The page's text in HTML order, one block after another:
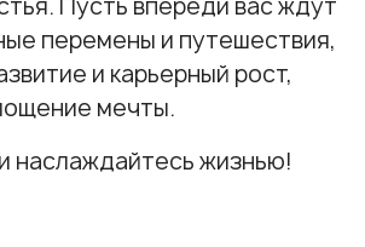
перемены и путешествия,
и карьерный рост,
мечты.
наслаждайтесь жизнью!